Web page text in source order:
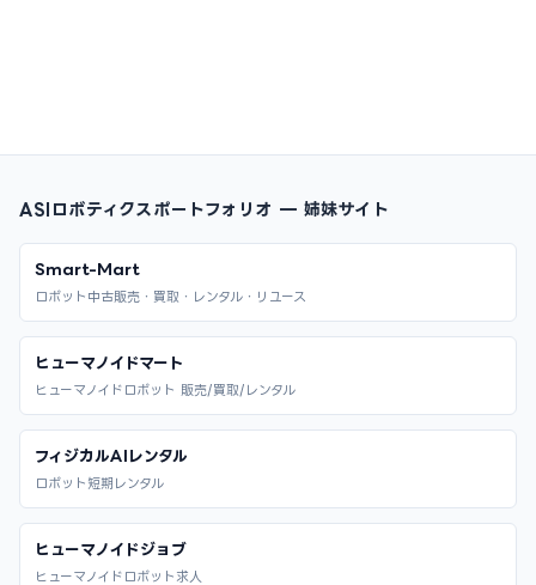
ASIロボティクスポートフォリオ — 姉妹サイト
Smart-Mart
ロボット中古販売・買取・レンタル・リユース
ヒューマノイドマート
ヒューマノイドロボット 販売/買取/レンタル
フィジカルAIレンタル
ロボット短期レンタル
ヒューマノイドジョブ
ヒューマノイドロボット求人